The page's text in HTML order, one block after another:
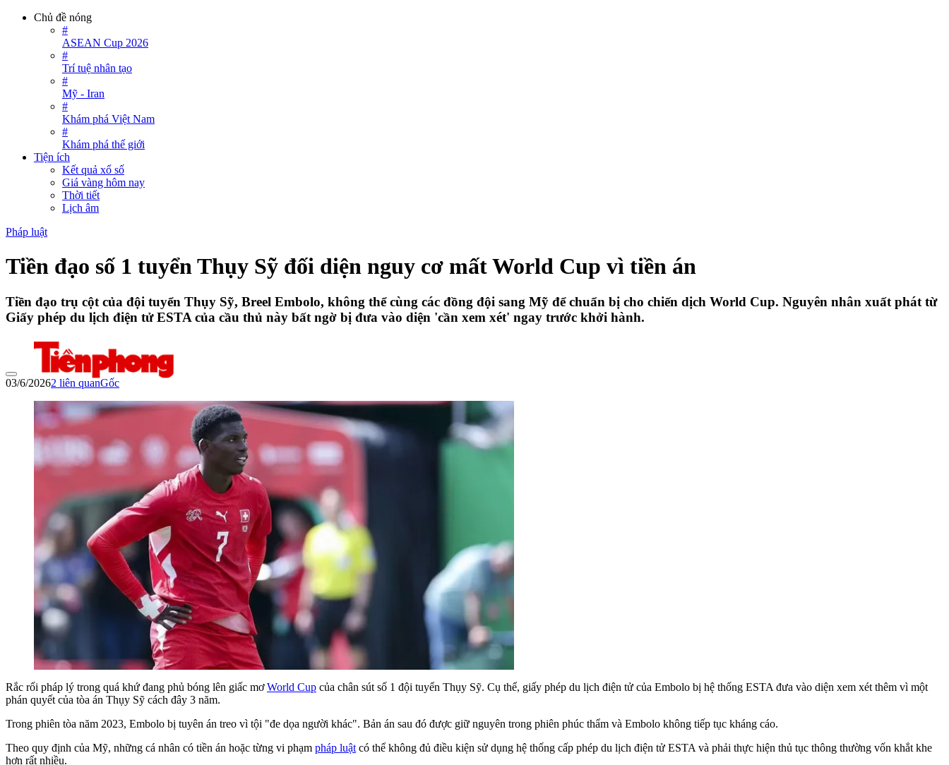
Chủ đề nóng
#
ASEAN Cup 2026
#
Trí tuệ nhân tạo
#
Mỹ - Iran
#
Khám phá Việt Nam
#
Khám phá thế giới
Tiện ích
Kết quả xổ số
Giá vàng hôm nay
Thời tiết
Lịch âm
Pháp luật
Tiền đạo số 1 tuyển Thụy Sỹ đối diện nguy cơ mất World Cup vì tiền án
Tiền đạo trụ cột của đội tuyển Thụy Sỹ, Breel Embolo, không thể cùng các đồng đội sang Mỹ để chuẩn bị cho chiến dịch World Cup. Nguyên nhân xuất phát từ
Giấy phép du lịch điện tử ESTA của cầu thủ này bất ngờ bị đưa vào diện 'cần xem xét' ngay trước khởi hành.
03/6/20262 liên quanGốc
Rắc rối pháp lý trong quá khứ đang phủ bóng lên giấc mơWorld Cup của chân sút số 1 đội tuyển Thụy Sỹ. Cụ thể, giấy phép du lịch điện tử của Embolo bị hệ thống ESTA đưa vào diện xem xét thêm vì một
phán quyết của tòa án Thụy Sỹ cách đây 3 năm.
Trong phiên tòa năm 2023, Embolo bị tuyên án treo vì tội "đe dọa người khác". Bản án sau đó được giữ nguyên trong phiên phúc thẩm và Embolo không tiếp tục kháng cáo.
Theo quy định của Mỹ, những cá nhân có tiền án hoặc từng vi phạm pháp luật có thể không đủ điều kiện sử dụng hệ thống cấp phép du lịch điện tử ESTA và phải thực hiện thủ tục thông thường vốn khắt khe
hơn rất nhiều.